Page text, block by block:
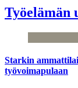
Työelämän
Starkin
työvoimapulaan